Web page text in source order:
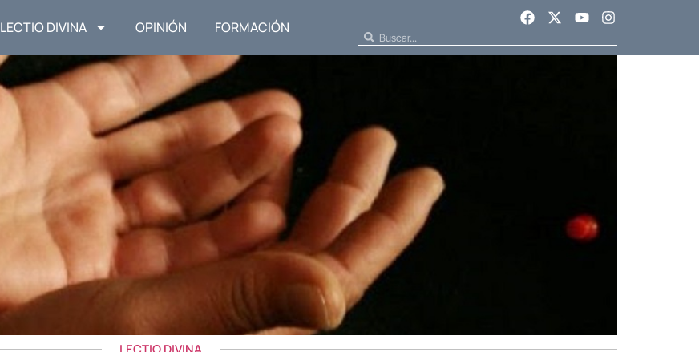
LECTIO DIVINA OPINIÓN FORMACIÓN